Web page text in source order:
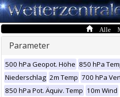
Alle
Parameter
500 hPa Geopot. Höhe 850 hPa
Niederschlag 2m Temp 700 hPa
850 hPa Pot. Äquiv. Temp 10m Wind